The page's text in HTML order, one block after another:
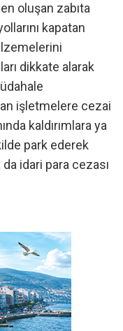
oluşan zabıta
kapatan
dikkate alarak
işletmelere cezai
kaldırımlara ya
park ederek
idari para cezası